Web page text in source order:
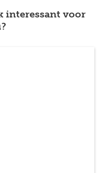
interessant voor